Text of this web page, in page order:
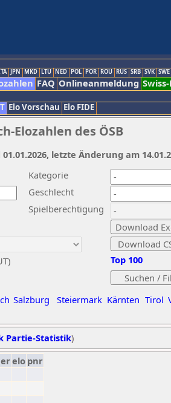
JPN MKD LTU NED POL POR ROU RUS SRB SVK SWE
FAQ Onlineanmeldung
Elo Vorschau Elo FIDE
Elozahlen des ÖSB
Kategorie
Geschlecht
Spielberechtigung
Salzburg Steiermark Kärnten Tirol
Top 100
01.01.2026, letzte Änderung am
Partie-Statistik)
elo pnr